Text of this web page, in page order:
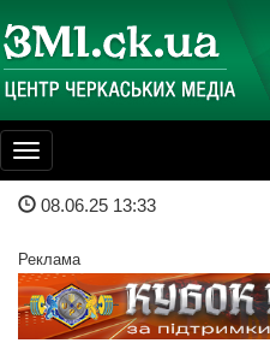
Toggle
navigation
08.06.25 13:33
Реклама